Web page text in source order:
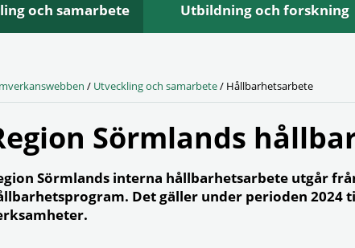
och samarbete Utbildning och forskning
/ Utveckling och samarbete/ Hållbarhetsarbete
Sörmlands
Sörmlands interna hållbarhetsarbete utgår
Det gäller under perioden 2024